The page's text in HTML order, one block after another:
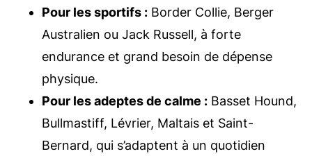
Pour les sportifs : Border Collie, Berger
Australien ou Jack Russell, à forte
endurance et grand besoin de dépense
physique.
Pour les adeptes de calme : Basset Hound,
Bullmastiff, Lévrier, Maltais et Saint-
Bernard, qui s’adaptent à un quotidien